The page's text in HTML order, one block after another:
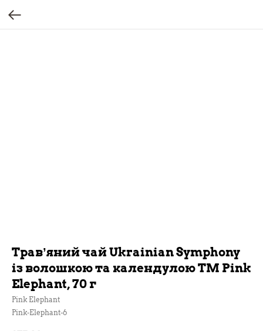
Трав’яний чай Ukrainian Symphony
із волошкою та календулою TM Pink
Elephant, 70 г
Pink Elephant
Pink-Elephant-6